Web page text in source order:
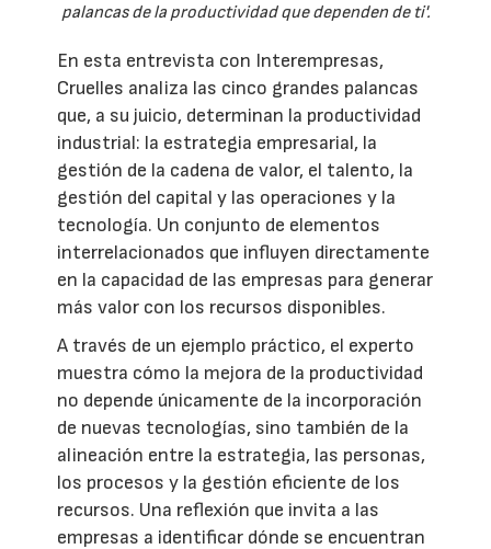
palancas de la productividad que dependen de ti'.
En esta entrevista con Interempresas,
Cruelles analiza las cinco grandes palancas
que, a su juicio, determinan la productividad
industrial: la estrategia empresarial, la
gestión de la cadena de valor, el talento, la
gestión del capital y las operaciones y la
tecnología. Un conjunto de elementos
interrelacionados que influyen directamente
en la capacidad de las empresas para generar
más valor con los recursos disponibles.
A través de un ejemplo práctico, el experto
muestra cómo la mejora de la productividad
no depende únicamente de la incorporación
de nuevas tecnologías, sino también de la
alineación entre la estrategia, las personas,
los procesos y la gestión eficiente de los
recursos. Una reflexión que invita a las
empresas a identificar dónde se encuentran